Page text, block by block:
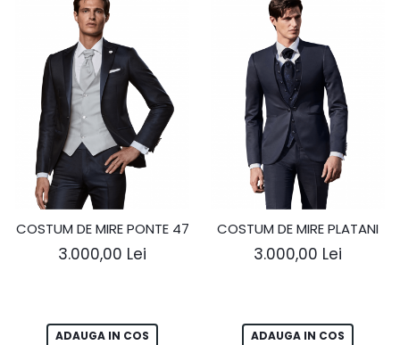
COSTUM DE MIRE PONTE 47
3.000,00 Lei
ADAUGA IN COS
COSTUM DE MIRE PLATANI
3.000,00 Lei
ADAUGA IN COS